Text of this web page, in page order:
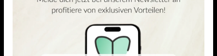
ÄHNLICHE PRODUKTE